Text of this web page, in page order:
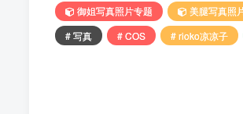
御姐写真照片专题 美腿写真照
# 写真
# COS # rioko凉凉子